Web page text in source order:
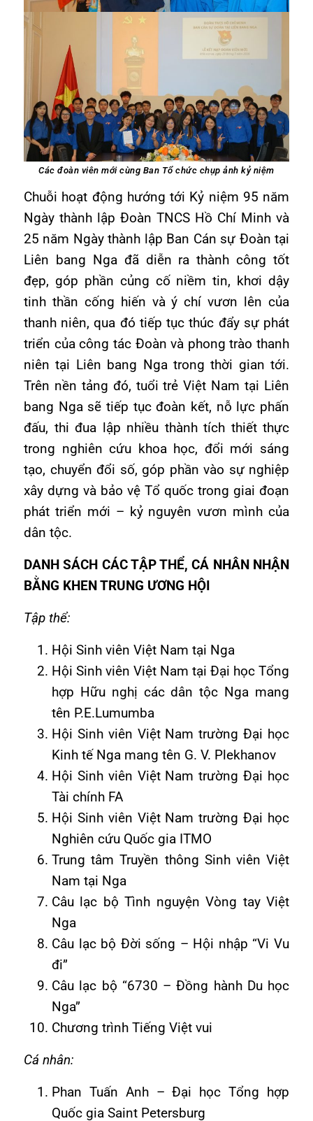
Các đoàn viên mới nhận huy hiệu Đoàn
Các đoàn viên mới cùng Ban Tổ chức chụp ảnh kỷ niệm
Chuỗi hoạt động hướng tới Kỷ niệm 95 năm
Ngày thành lập Đoàn TNCS Hồ Chí Minh và
25 năm Ngày thành lập Ban Cán sự Đoàn tại
Liên bang Nga đã diễn ra thành công tốt
đẹp, góp phần củng cố niềm tin, khơi dậy
tinh thần cống hiến và ý chí vươn lên của
thanh niên, qua đó tiếp tục thúc đẩy sự phát
triển của công tác Đoàn và phong trào thanh
niên tại Liên bang Nga trong thời gian tới.
Trên nền tảng đó, tuổi trẻ Việt Nam tại Liên
bang Nga sẽ tiếp tục đoàn kết, nỗ lực phấn
đấu, thi đua lập nhiều thành tích thiết thực
trong nghiên cứu khoa học, đổi mới sáng
tạo, chuyển đổi số, góp phần vào sự nghiệp
xây dựng và bảo vệ Tổ quốc trong giai đoạn
phát triển mới – kỷ nguyên vươn mình của
dân tộc.
DANH SÁCH CÁC TẬP THỂ, CÁ NHÂN NHẬN
BẰNG KHEN TRUNG ƯƠNG HỘI
Tập thể:
Hội Sinh viên Việt Nam tại Nga
Hội Sinh viên Việt Nam tại Đại học Tổng
hợp Hữu nghị các dân tộc Nga mang
tên P.E.Lumumba
Hội Sinh viên Việt Nam trường Đại học
Kinh tế Nga mang tên G. V. Plekhanov
Hội Sinh viên Việt Nam trường Đại học
Tài chính FA
Hội Sinh viên Việt Nam trường Đại học
Nghiên cứu Quốc gia ITMO
Trung tâm Truyền thông Sinh viên Việt
Nam tại Nga
Câu lạc bộ Tình nguyện Vòng tay Việt
Nga
Câu lạc bộ Đời sống – Hội nhập “Vi Vu
đi”
Câu lạc bộ “6730 – Đồng hành Du học
Nga”
Chương trình Tiếng Việt vui
Cá nhân:
Phan Tuấn Anh – Đại học Tổng hợp
Quốc gia Saint Petersburg